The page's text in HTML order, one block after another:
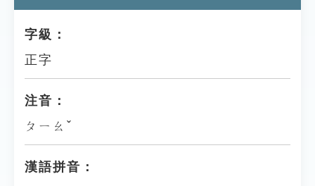
字級：
正字
注音：
ㄆㄧㄠˇ
漢語拼音：